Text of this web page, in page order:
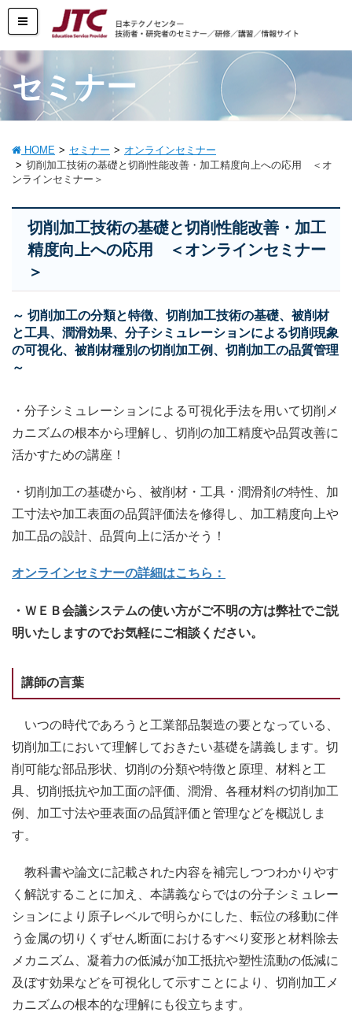
セミナー
HOME セミナー
オンラインセミナー
切削加工技術の基礎と切削性能改善・加工精度向上への応用 ＜オ
ンラインセミナー＞
切削加工技術の基礎と切削性能改善・加工
精度向上への応用 ＜オンラインセミナー
＞
～ 切削加工の分類と特徴、切削加工技術の基礎、被削材
と工具、潤滑効果、分子シミュレーションによる切削現象
の可視化、被削材種別の切削加工例、切削加工の品質管理
～
・分子シミュレーションによる可視化手法を用いて切削メ
カニズムの根本から理解し、切削の加工精度や品質改善に
活かすための講座！
・切削加工の基礎から、被削材・工具・潤滑剤の特性、加
工寸法や加工表面の品質評価法を修得し、加工精度向上や
加工品の設計、品質向上に活かそう！
オンラインセミナーの詳細はこちら：
・ＷＥＢ会議システムの使い方がご不明の方は弊社でご説
明いたしますのでお気軽にご相談ください。
講師の言葉
いつの時代であろうと工業部品製造の要となっている、
切削加工において理解しておきたい基礎を講義します。切
削可能な部品形状、切削の分類や特徴と原理、材料と工
具、切削抵抗や加工面の評価、潤滑、各種材料の切削加工
例、加工寸法や亜表面の品質評価と管理などを概説しま
す。
教科書や論文に記載された内容を補完しつつわかりやす
く解説することに加え、本講義ならではの分子シミュレー
ションにより原子レベルで明らかにした、転位の移動に伴
う金属の切りくずせん断面におけるすべり変形と材料除去
メカニズム、凝着力の低減が加工抵抗や塑性流動の低減に
及ぼす効果などを可視化して示すことにより、切削加工メ
カニズムの根本的な理解にも役立ちます。